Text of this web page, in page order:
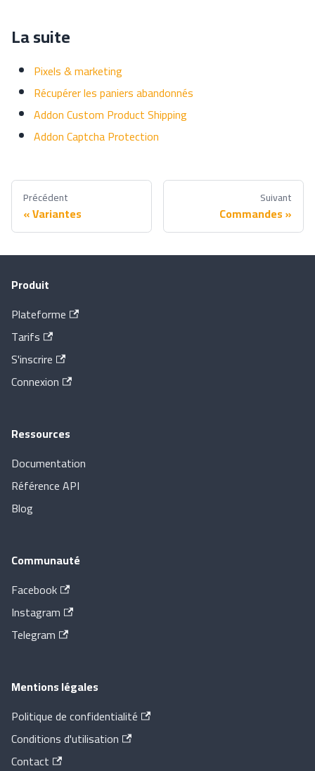
La suite
Pixels & marketing
Récupérer les paniers abandonnés
Addon Custom Product Shipping
Addon Captcha Protection
Précédent
Variantes
Suivant
Commandes
Produit
Plateforme
Tarifs
S'inscrire
Connexion
Ressources
Documentation
Référence API
Blog
Communauté
Facebook
Instagram
Telegram
Mentions légales
Politique de confidentialité
Conditions d'utilisation
Contact